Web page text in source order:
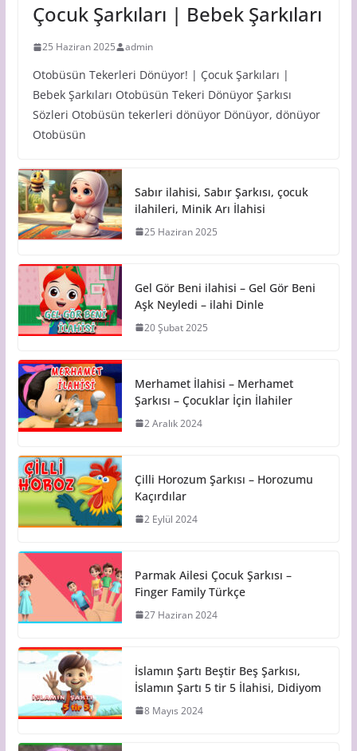
Çocuk Şarkıları | Bebek Şarkıları
25 Haziran 2025 admin
Otobüsün Tekerleri Dönüyor! | Çocuk Şarkıları |
Bebek Şarkıları Otobüsün Tekeri Dönüyor Şarkısı
Sözleri Otobüsün tekerleri dönüyor Dönüyor, dönüyor
Otobüsün
Sabır ilahisi, Sabır Şarkısı, çocuk
ilahileri, Minik Arı İlahisi
25 Haziran 2025
Gel Gör Beni ilahisi – Gel Gör Beni
Aşk Neyledi – ilahi Dinle
20 Şubat 2025
Merhamet İlahisi – Merhamet
Şarkısı – Çocuklar İçin İlahiler
2 Aralık 2024
Çilli Horozum Şarkısı – Horozumu
Kaçırdılar
2 Eylül 2024
Parmak Ailesi Çocuk Şarkısı –
Finger Family Türkçe
27 Haziran 2024
İslamın Şartı Beştir Beş Şarkısı,
İslamın Şartı 5 tir 5 İlahisi, Didiyom
8 Mayıs 2024